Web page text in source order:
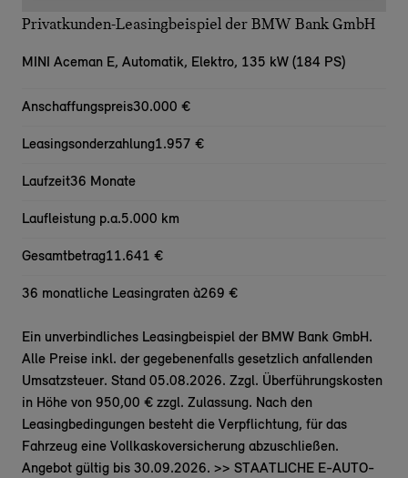
Privatkunden-Leasingbeispiel der BMW Bank GmbH
MINI Aceman E, Automatik, Elektro, 135 kW (184 PS)
Anschaffungspreis30.000 €
Leasingsonderzahlung1.957 €
Laufzeit36 Monate
Laufleistung p.a.5.000 km
Gesamtbetrag11.641 €
36 monatliche Leasingraten à269 €
Ein unverbindliches Leasingbeispiel der BMW Bank GmbH.
Alle Preise inkl. der gegebenenfalls gesetzlich anfallenden
Umsatzsteuer. Stand 05.08.2026. Zzgl. Überführungskosten
in Höhe von 950,00 € zzgl. Zulassung. Nach den
Leasingbedingungen besteht die Verpflichtung, für das
Fahrzeug eine Vollkaskoversicherung abzuschließen.
Angebot gültig bis 30.09.2026. >> STAATLICHE E-AUTO-